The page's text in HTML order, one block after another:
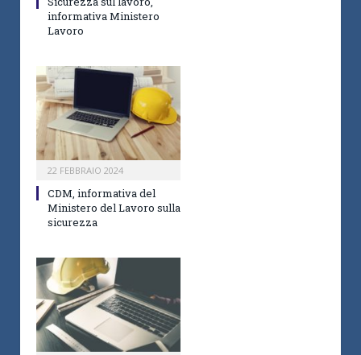
informativa Ministero
Lavoro
22 FEBBRAIO 2024
CDM, informativa del
Ministero del Lavoro sulla
sicurezza